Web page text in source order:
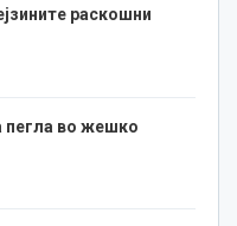
раскошни
пегла во жешко